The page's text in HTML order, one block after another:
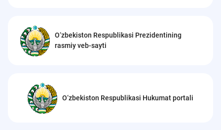
O‘zbekiston Respublikasi Prezidentining
rasmiy veb-sayti
O‘zbekiston Respublikasi Hukumat portali